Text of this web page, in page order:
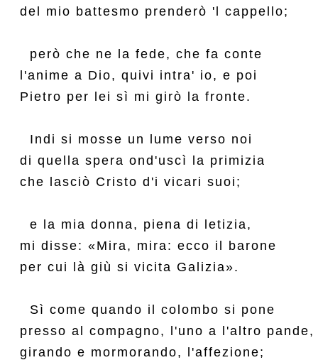
del mio battesmo prenderò 'l cappello;
  però che ne la fede, che fa conte
l'anime a Dio, quivi intra' io, e poi
Pietro per lei sì mi girò la fronte.
  Indi si mosse un lume verso noi
di quella spera ond'uscì la primizia
che lasciò Cristo d'i vicari suoi;
  e la mia donna, piena di letizia,
mi disse: «Mira, mira: ecco il barone
per cui là giù si vicita Galizia».
  Sì come quando il colombo si pone
presso al compagno, l'uno a l'altro pande,
girando e mormorando, l'affezione;